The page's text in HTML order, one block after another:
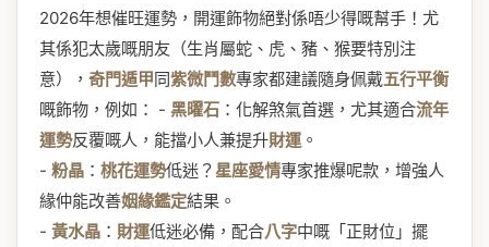
2026年想催旺運勢，開運飾物絕對係唔少得嘅幫手！尤
其係犯太歲嘅朋友（生肖屬蛇、虎、豬、猴要特別注
意）， 奇門遁甲同紫微鬥數專家都建議隨身佩戴五行平衡
嘅飾物，例如： - 黑曜石 ：化解煞氣首選，尤其適合流年
運勢反覆嘅人，能擋小人兼提升財運 。
- 粉晶 ： 桃花運勢低迷？ 星座愛情專家推爆呢款，增強人
緣仲能改善姻緣鑑定結果。
- 黃水晶 ： 財運低迷必備，配合八字中嘅「正財位」擺